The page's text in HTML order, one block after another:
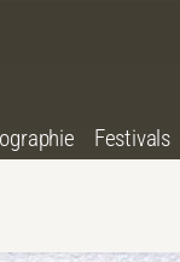
Festivals